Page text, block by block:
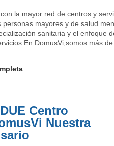
la mayor red de centros y
personas mayores y de salud
sanitaria y el enfoque
DomusVi,somos más
Centro
Nuestra